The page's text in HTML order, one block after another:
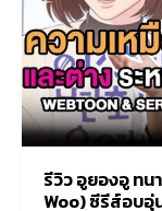
รีวิว อูยองอู ท
Woo) ซีรีส์อบอุ่